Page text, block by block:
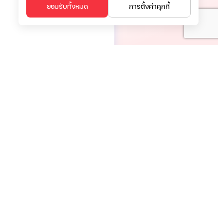
ยอมรับทั้งหมด การตั้งค่าคุกกี้